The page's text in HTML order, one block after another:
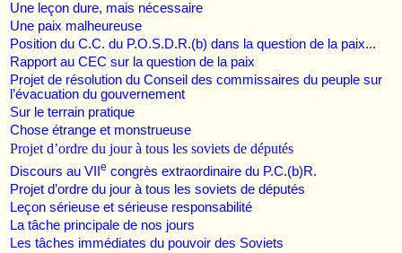
Une leçon dure, mais nécessaire
Une paix malheureuse
Position du C.C. du P.O.S.D.R.(b) dans la question de la paix...
Rapport au CEC sur la question de la paix
Projet de résolution du Conseil des commissaires du peuple sur
l’évacuation du gouvernement
Sur le terrain pratique
Chose étrange et monstrueuse
Projet d’ordre du jour à tous les soviets de députés
Discours au VII e congrès extraordinaire du P.C.(b)R.
Projet d’ordre du jour à tous les soviets de députés
Leçon sérieuse et sérieuse responsabilité
La tâche principale de nos jours
Les tâches immédiates du pouvoir des Soviets